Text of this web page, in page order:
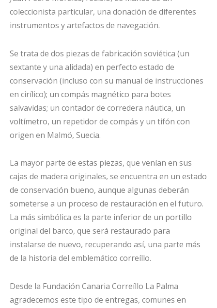
coleccionista particular, una donación de diferentes
instrumentos y artefactos de navegación.
Se trata de dos piezas de fabricación soviética (un
sextante y una alidada) en perfecto estado de
conservación (incluso con su manual de instrucciones
en cirílico); un compás magnético para botes
salvavidas; un contador de corredera náutica, un
voltímetro, un repetidor de compás y un tifón con
origen en Malmö, Suecia.
La mayor parte de estas piezas, que venían en sus
cajas de madera originales, se encuentra en un estado
de conservación bueno, aunque algunas deberán
someterse a un proceso de restauración en el futuro.
La más simbólica es la parte inferior de un portillo
original del barco, que será restaurado para
instalarse de nuevo, recuperando así, una parte más
de la historia del emblemático correíllo.
Desde la Fundación Canaria Correíllo La Palma
agradecemos este tipo de entregas, comunes en